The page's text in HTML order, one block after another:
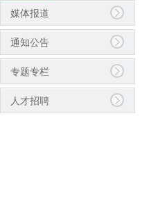
媒体报道
通知公告
专题专栏
人才招聘